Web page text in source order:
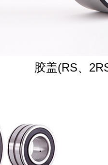
胶盖(RS、